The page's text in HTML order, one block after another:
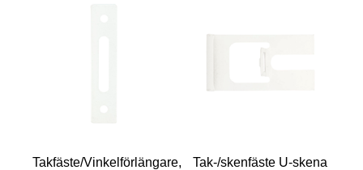
Takfäste/Vinkelförlängare,
Tak-/skenfäste U-skena